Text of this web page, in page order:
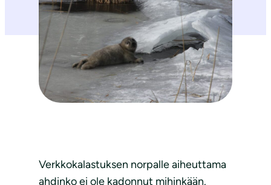
Verkkokalastuksen norpalle aiheuttama
ahdinko ei ole kadonnut mihinkään.